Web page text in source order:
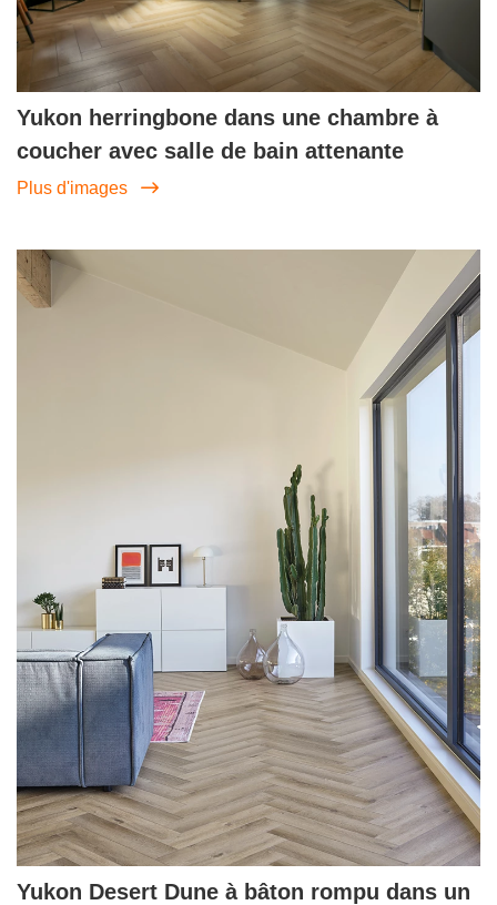
Yukon herringbone dans une chambre à
coucher avec salle de bain attenante
Plus d'images
Yukon Desert Dune à bâton rompu dans un